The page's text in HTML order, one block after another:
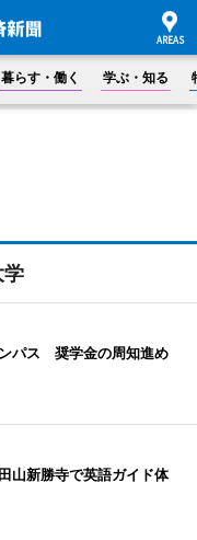
暮らす・働く 学ぶ・知る
学
パス 奨学金の周知進め
山新勝寺で英語ガイド体